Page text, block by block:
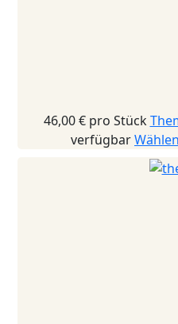
46,00 € pro Stück
verfügbar